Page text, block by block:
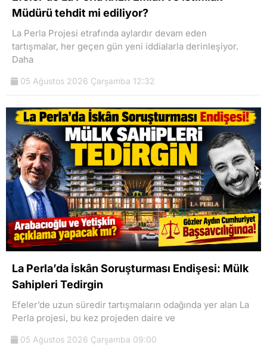
Müdürü tehdit mi ediliyor?
La Perla Projesi etrafında aylardır devam eden
tartışmalar, her geçen gün yeni iddialarla derinleşiyor.
Daha
05 Ağustos 2026 Çarşamba 12:32
La Perla’da İskân Soruşturması Endişesi: Mülk
Sahipleri Tedirgin
Efeler’de uzun süredir tartışmaların odağında yer alan La
Perla projesi, bu kez projeden daire ve
05 Ağustos 2026 Çarşamba 09:00